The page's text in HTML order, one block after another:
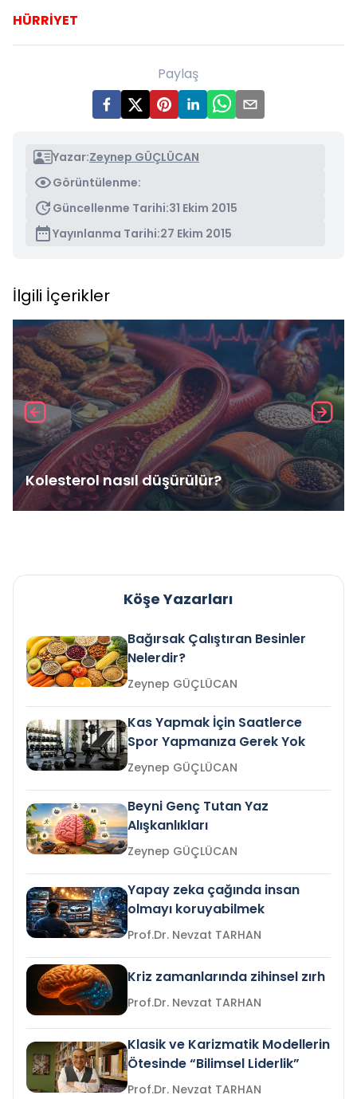
HÜRRİYET
Paylaş
Yazar:Zeynep GÜÇLÜCAN
Görüntülenme:
Güncellenme Tarihi:31 Ekim 2015
Yayınlanma Tarihi:27 Ekim 2015
İlgili İçerikler
Kolesterol nasıl düşürülür?
Köşe Yazarları
Bağırsak Çalıştıran Besinler
Nelerdir?
Zeynep GÜÇLÜCAN
Kas Yapmak İçin Saatlerce
Spor Yapmanıza Gerek Yok
Zeynep GÜÇLÜCAN
Beyni Genç Tutan Yaz
Alışkanlıkları
Zeynep GÜÇLÜCAN
Yapay zeka çağında insan
olmayı koruyabilmek
Prof.Dr. Nevzat TARHAN
Kriz zamanlarında zihinsel zırh
Prof.Dr. Nevzat TARHAN
Klasik ve Karizmatik Modellerin
Ötesinde “Bilimsel Liderlik”
Prof.Dr. Nevzat TARHAN